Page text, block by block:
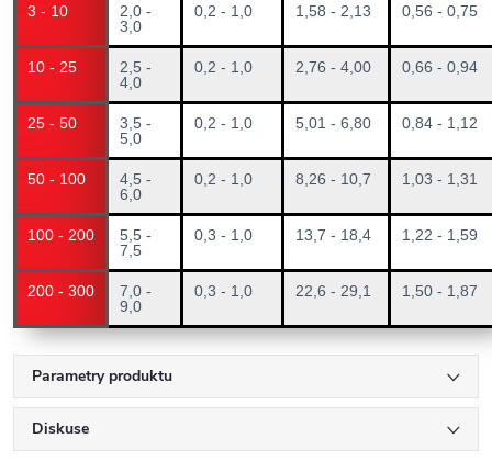
3 - 10
2,0 -
3,0
0,2 - 1,0 1,58 - 2,13 0,56 - 0,75
10 - 25
2,5 -
4,0
0,2 - 1,0 2,76 - 4,00 0,66 - 0,94
25 - 50
3,5 -
5,0
0,2 - 1,0 5,01 - 6,80 0,84 - 1,12
50 - 100
4,5 -
6,0
0,2 - 1,0 8,26 - 10,7 1,03 - 1,31
100 - 200
5,5 -
7,5
0,3 - 1,0 13,7 - 18,4 1,22 - 1,59
200 - 300
7,0 -
9,0
0,3 - 1,0 22,6 - 29,1 1,50 - 1,87
Parametry produktu
Diskuse